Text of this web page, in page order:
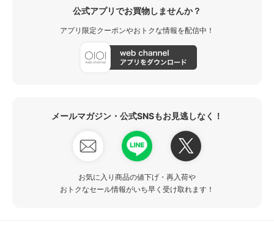
公式アプリでお買物しませんか？
アプリ限定クーポンやおトクな情報を配信中！
メールマガジン・公式SNSもお見逃しなく！
お気に入り商品の値下げ・再入荷や
おトクなセール情報がいち早く受け取れます！